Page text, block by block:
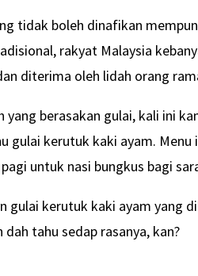
tidak boleh dinafikan
rakyat Malaysia
diterima oleh lidah orang
yang berasakan gulai, kali ini
gulai kerutuk kaki ayam.
untuk nasi bungkus bagi
gulai kerutuk kaki ayam yang
tahu sedap rasanya, kan?